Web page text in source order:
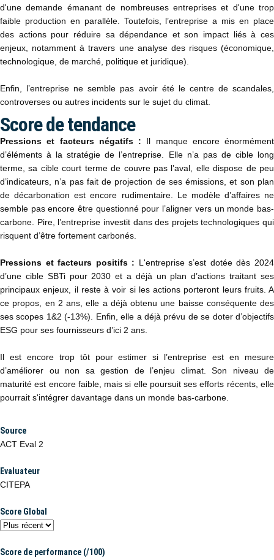
d'une demande émanant de nombreuses entreprises et d'une trop
faible production en parallèle. Toutefois, l’entreprise a mis en place
des actions pour réduire sa dépendance et son impact liés à ces
enjeux, notamment à travers une analyse des risques (économique,
technologique, de marché, politique et juridique).
Enfin, l’entreprise ne semble pas avoir été le centre de scandales,
controverses ou autres incidents sur le sujet du climat.
Score de tendance
Pressions et facteurs négatifs : Il manque encore énormément
d’éléments à la stratégie de l’entreprise. Elle n’a pas de cible long
terme, sa cible court terme de couvre pas l’aval, elle dispose de peu
d’indicateurs, n’a pas fait de projection de ses émissions, et son plan
de décarbonation est encore rudimentaire. Le modèle d’affaires ne
semble pas encore être questionné pour l’aligner vers un monde bas-
carbone. Pire, l’entreprise investit dans des projets technologiques qui
risquent d’être fortement carbonés.
Pressions et facteurs positifs : L'entreprise s’est dotée dès 2024
d’une cible SBTi pour 2030 et a déjà un plan d’actions traitant ses
principaux enjeux, il reste à voir si les actions porteront leurs fruits. A
ce propos, en 2 ans, elle a déjà obtenu une baisse conséquente des
ses scopes 1&2 (-13%). Enfin, elle a déjà prévu de se doter d’objectifs
ESG pour ses fournisseurs d’ici 2 ans.
Il est encore trop tôt pour estimer si l’entreprise est en mesure
d’améliorer ou non sa gestion de l’enjeu climat. Son niveau de
maturité est encore faible, mais si elle poursuit ses efforts récents, elle
pourrait s'intégrer davantage dans un monde bas-carbone.
Source
ACT Eval 2
Evaluateur
CITEPA
Score Global
Score de performance (/100)